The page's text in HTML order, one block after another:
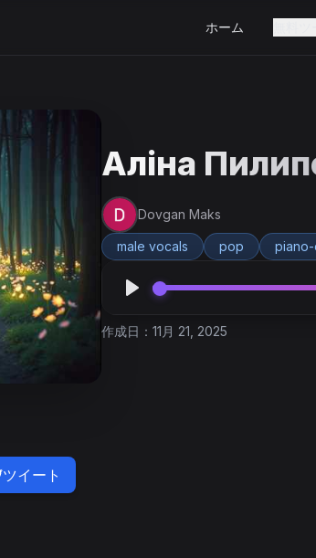
ホーム
Аліна
Dovgan Maks
male vocals pop piano-
作成日：11月 21, 2025
ツイート